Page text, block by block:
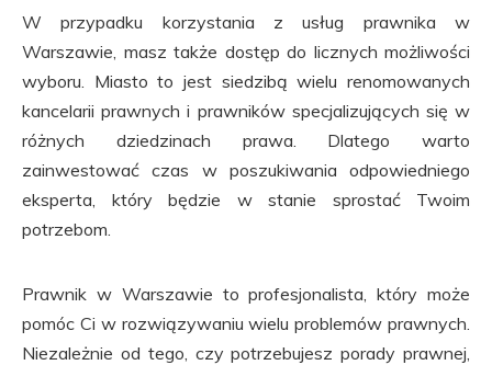
W przypadku korzystania z usług prawnika w
Warszawie, masz także dostęp do licznych możliwości
wyboru. Miasto to jest siedzibą wielu renomowanych
kancelarii prawnych i prawników specjalizujących się w
różnych dziedzinach prawa. Dlatego warto
zainwestować czas w poszukiwania odpowiedniego
eksperta, który będzie w stanie sprostać Twoim
potrzebom.
Prawnik w Warszawie to profesjonalista, który może
pomóc Ci w rozwiązywaniu wielu problemów prawnych.
Niezależnie od tego, czy potrzebujesz porady prawnej,